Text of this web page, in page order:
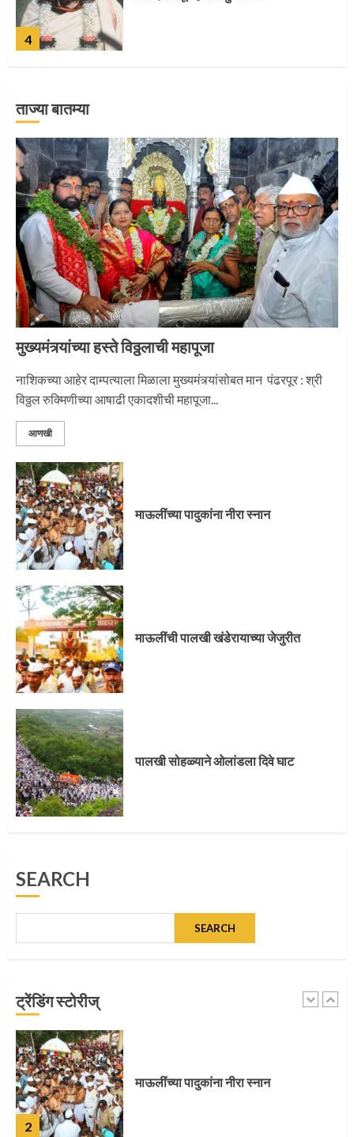
5
जवानाला मिळाला महापूजेचा मान
1
2
नगरच्या काळे दाम्पत्याला महापूजेचा मान
3
प्रस्थान सोहळ्यासाठी आळंदी सज्ज
ताज्या बातम्या
मुख्यमंत्र्यांच्या हस्ते विठ्ठलाची महापूजा
नाशिकच्या आहेर दाम्पत्याला मिळाला मुख्यमंत्र्यांसोबत मान पंढरपूर : श्री
विठ्ठल रुक्मिणीच्या आषाढी एकादशीची महापूजा...
आणखी
माऊलींच्या पादुकांना नीरा स्नान
माऊलींची पालखी खंडेरायाच्या जेजुरीत
पालखी सोहळ्याने ओलांडला दिवे घाट
SEARCH
SEARCH
ट्रेंडिंग स्टोरीज्
3
4
5
2